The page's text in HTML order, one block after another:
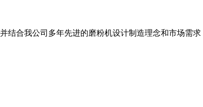
合我公司多年先进的磨粉机设计制造理念和市场需